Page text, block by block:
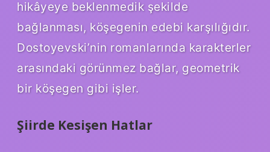
hikâyeye beklenmedik şekilde
bağlanması, köşegenin edebi karşılığıdır.
Dostoyevski’nin romanlarında karakterler
arasındaki görünmez bağlar, geometrik
bir köşegen gibi işler.
Şiirde Kesişen Hatlar